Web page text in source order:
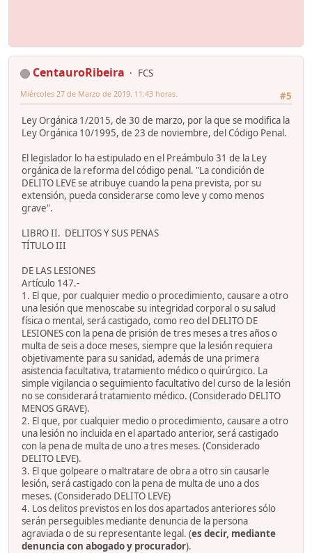
CentauroRibeira
FCS
#5
Miércoles 27 de Marzo de 2019. 11:43 horas.
Ley Orgánica 1/2015, de 30 de marzo, por la que se modifica la
Ley Orgánica 10/1995, de 23 de noviembre, del Código Penal.
El legislador lo ha estipulado en el Preámbulo 31 de la Ley
orgánica de la reforma del código penal. "La condición de
DELITO LEVE se atribuye cuando la pena prevista, por su
extensión, pueda considerarse como leve y como menos
grave".
LIBRO II. DELITOS Y SUS PENAS
TÍTULO III
DE LAS LESIONES
Artículo 147.-
1. El que, por cualquier medio o procedimiento, causare a otro
una lesión que menoscabe su integridad corporal o su salud
física o mental, será castigado, como reo del DELITO DE
LESIONES con la pena de prisión de tres meses a tres años o
multa de seis a doce meses, siempre que la lesión requiera
objetivamente para su sanidad, además de una primera
asistencia facultativa, tratamiento médico o quirúrgico. La
simple vigilancia o seguimiento facultativo del curso de la lesión
no se considerará tratamiento médico. (Considerado DELITO
MENOS GRAVE).
2. El que, por cualquier medio o procedimiento, causare a otro
una lesión no incluida en el apartado anterior, será castigado
con la pena de multa de uno a tres meses. (Considerado
DELITO LEVE).
3. El que golpeare o maltratare de obra a otro sin causarle
lesión, será castigado con la pena de multa de uno a dos
meses. (Considerado DELITO LEVE)
4. Los delitos previstos en los dos apartados anteriores sólo
serán perseguibles mediante denuncia de la persona
agraviada o de su representante legal. (es decir, mediante
denuncia con abogado y procurador).